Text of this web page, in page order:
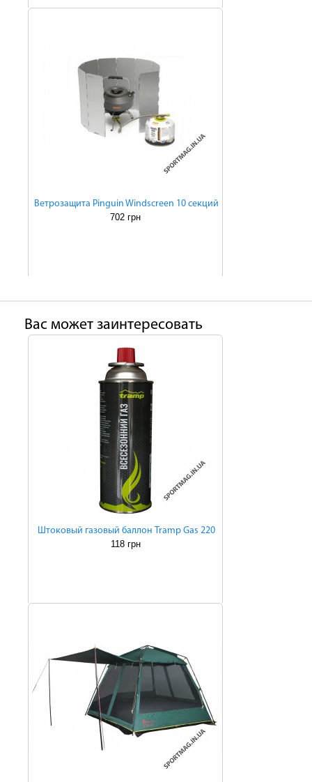
Ветрозащита Pinguin Windscreen 10 секций
702 грн
Ваc может заинтересовать
Штоковый газовый баллон Tramp Gas 220
118 грн